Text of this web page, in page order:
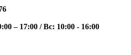
– 17:00 / Вс: 10:00 - 16:00